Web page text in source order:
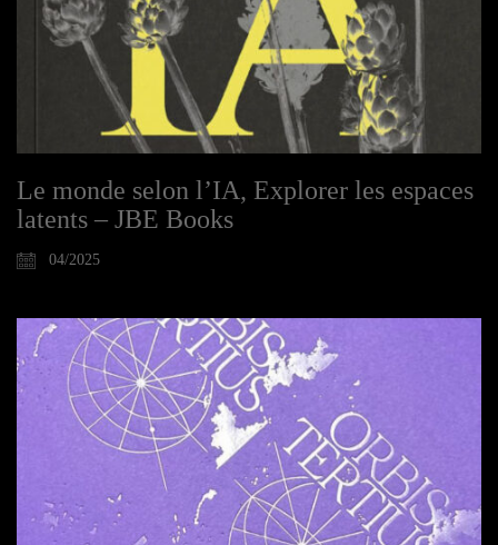
Le monde selon l’IA, Explorer les espaces
latents – JBE Books
04/2025